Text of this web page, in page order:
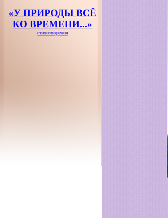
«У ПРИРОДЫ ВСЁ
КО ВРЕМЕНИ...»
стихотворения